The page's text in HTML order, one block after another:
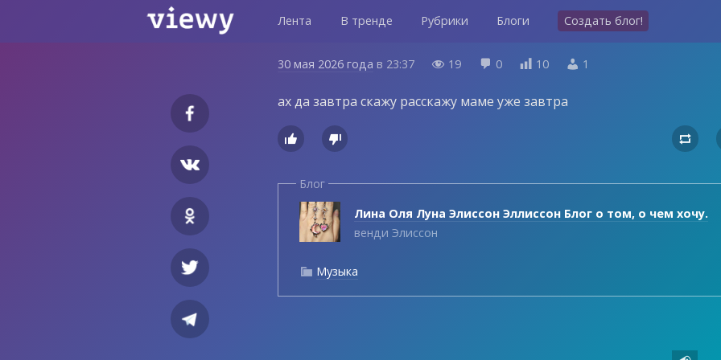
Лента В тренде Рубрики Блоги Создать блог!
30 мая 2026 года в 23:37  19  0  10  1
ах да завтра скажу расскажу маме уже завтра
  
Блог
Лина Оля Луна Элиссон Эллиссон Блог о том, о чем хочу.
венди Элиссон
 Музыка